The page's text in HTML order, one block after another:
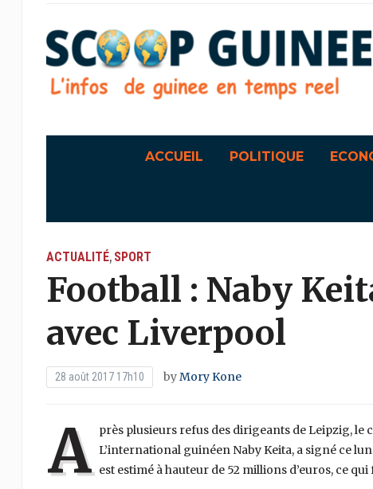
ACCUEIL POLITIQUE
ACTUALITÉ, SPORT
Football : Naby
avec Liverpool
28 août 2017 17h10 byMory Kone
A
près plusieurs refus des dirigeants de Leipzig, le
L’international guinéen Naby Keita, a signé ce
est estimé à hauteur de 52 millions d’euros, ce